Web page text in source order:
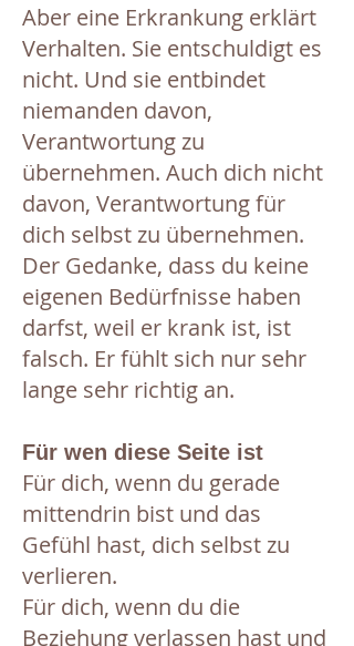
Aber eine Erkrankung erklärt
Verhalten. Sie entschuldigt es
nicht. Und sie entbindet
niemanden davon,
Verantwortung zu
übernehmen. Auch dich nicht
davon, Verantwortung für
dich selbst zu übernehmen.
Der Gedanke, dass du keine
eigenen Bedürfnisse haben
darfst, weil er krank ist, ist
falsch. Er fühlt sich nur sehr
lange sehr richtig an.
Für wen diese Seite ist
Für dich, wenn du gerade
mittendrin bist und das
Gefühl hast, dich selbst zu
verlieren.
Für dich, wenn du die
Beziehung verlassen hast und